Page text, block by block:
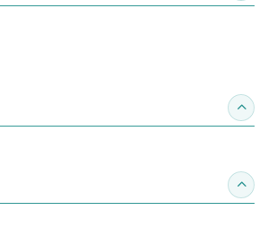
收合
收合